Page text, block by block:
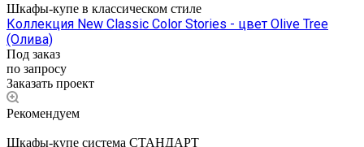
Шкафы-купе в классическом стиле
Коллекция New Classic Color Stories - цвет Olive Tree
(Олива)
Под заказ
по запросу
Заказать проект
Рекомендуем
Шкафы-купе система СТАНДАРТ